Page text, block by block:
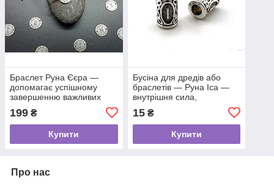
Браслет Руна Єєра —
допомагає успішному
завершенню важливих
199 ₴
Купити
Бусіна для дредів або
браслетів — Руна Іса —
внутрішня сила,
15₴
Купити
Про нас